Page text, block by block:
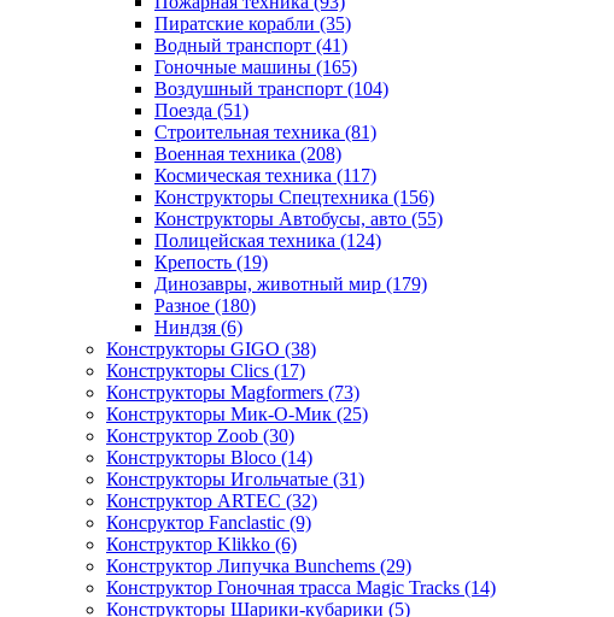
Пиратские корабли (35)
Водный транспорт (41)
Гоночные машины (165)
Воздушный транспорт (104)
Поезда (51)
Строительная техника (81)
Военная техника (208)
Космическая техника (117)
Конструкторы Спецтехника (156)
Конструкторы Автобусы, авто (55)
Полицейская техника (124)
Крепость (19)
Динозавры, животный мир (179)
Разное (180)
Ниндзя (6)
Конструкторы GIGO (38)
Конструкторы Clics (17)
Конструкторы Magformers (73)
Конструкторы Мик-О-Мик (25)
Конструктор Zoob (30)
Конструкторы Bloco (14)
Конструкторы Игольчатые (31)
Конструктор ARTEC (32)
Консруктор Fanclastic (9)
Конструктор Klikko (6)
Конструктор Липучка Bunchems (29)
Конструктор Гоночная трасса Magic Tracks (14)
Конструкторы Шарики-кубарики (5)